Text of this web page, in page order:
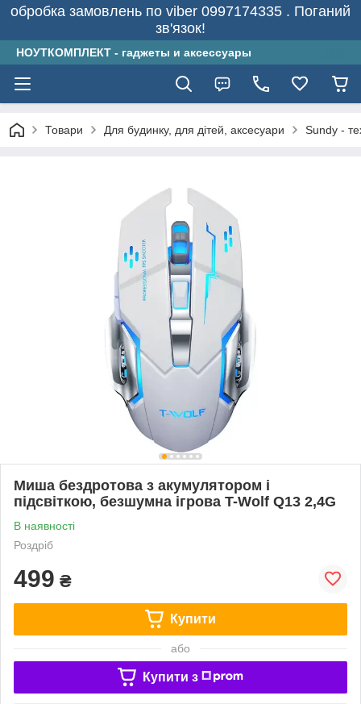
обробка замовлень по viber 0997174335 . Поганий
зв'язок!
НОУТКОМПЛЕКТ - гаджеты и аксессуары
Товари Для будинку, для дітей, аксесуари Sundy -
Миша бездротова з акумулятором і
підсвіткою, безшумна ігрова T-Wolf Q13 2,4G
В наявності
Роздріб
499 ₴
Купити
або
Купити з